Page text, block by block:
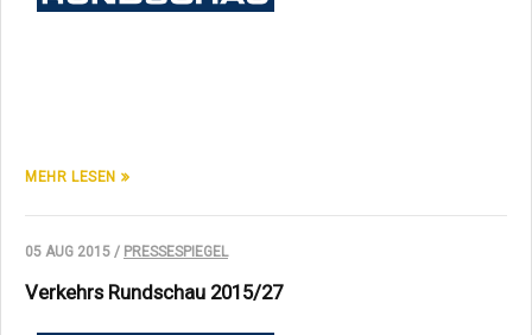
MEHR LESEN
05 AUG 2015 / PRESSESPIEGEL
Verkehrs Rundschau 2015/27